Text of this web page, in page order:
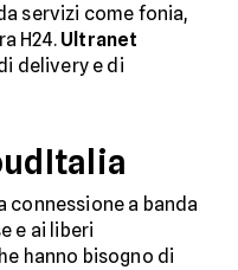
servizi come fonia,
H24. Ultranet
delivery e di
connessione a banda
e ai liberi
hanno bisogno di